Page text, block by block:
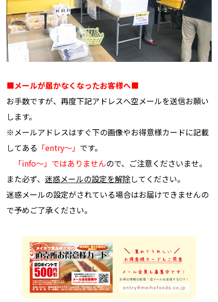
■メールが届かなくなったお客様へ■
お手数ですが、再度下記アドレスへ空メールを送信お願い
します。
※メールアドレスはすぐ下の画像やお得意様カードに記載
してある 「entry～」 です。
「info～」ではありませんので、ご注意くださいませ。
また必ず、迷惑メールの設定を解除してください。
迷惑メールの設定がされている場合はお届けできませんの
で予めご了承ください。